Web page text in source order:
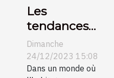
Les
tendances
actuelles
dans le
revêtement
Dimanche
24/12/2023 15:08
Dans un monde où